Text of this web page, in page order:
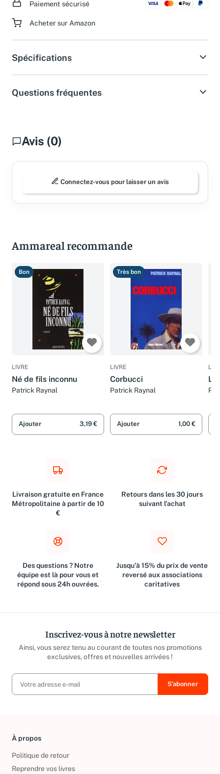
Paiement sécurisé
Acheter sur Amazon
Spécifications
Questions fréquentes
Avis (0)
Connectez-vous pour laisser un avis
Ammareal recommande
Bon
LIVRE
Né de fils inconnu
Patrick Raynal
Ajouter 3,19 €
Très bon
LIVRE
Corbucci
Patrick Raynal
Ajouter 1,00 €
Livraison gratuite en France
Métropolitaine à partir de 10
€
Retours dans les 30 jours
suivant l'achat
Des questions ? Notre
équipe est là pour vous et
répond sous 24h ouvrées.
Jusqu'à 15% du prix de vente
reversé aux associations
caritatives
Inscrivez-vous à notre newsletter
Ainsi, vous serez tenu au courant de toutes nos promotions
exclusives, offres et nouvelles arrivées !
À propos
Politique de retour
Reprendre vos livres